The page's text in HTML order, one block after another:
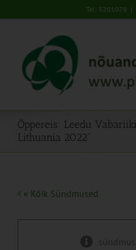
to
Tel: 5201078 |
Õppereis: Leedu
Lithuania 2022”
« Kõik Sündmused